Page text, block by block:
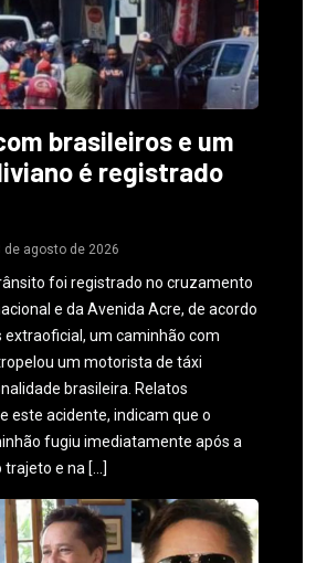
brasileiros e um
é registrado
de agosto de 2026
foi registrado no cruzamento
e da Avenida Acre, de acordo
um caminhão com
um motorista de táxi
brasileira. Relatos
este acidente, indicam que o
fugiu imediatamente após a
trajeto e na […]